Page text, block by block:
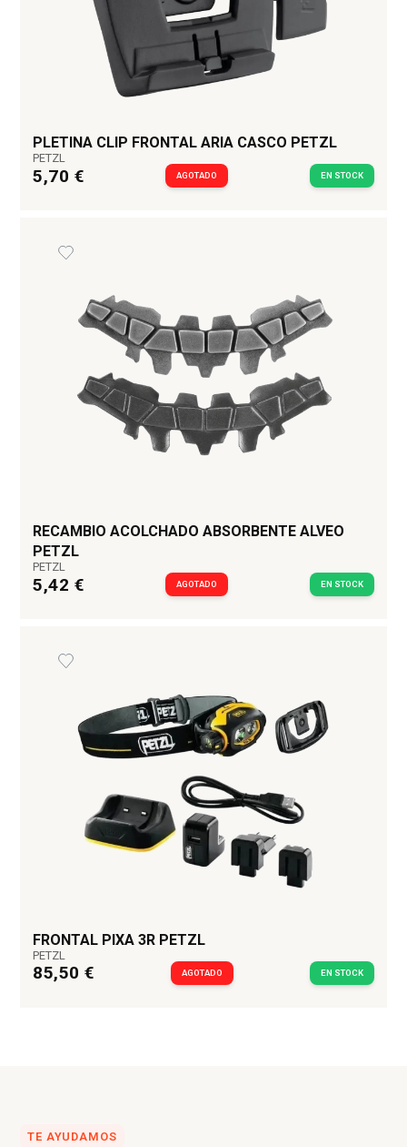
PLETINA CLIP FRONTAL ARIA CASCO PETZL
PETZL
5,70 € AGOTADO EN STOCK
RECAMBIO ACOLCHADO ABSORBENTE ALVEO
PETZL
PETZL
5,42 € AGOTADO EN STOCK
FRONTAL PIXA 3R PETZL
PETZL
85,50 € AGOTADO EN STOCK
TE AYUDAMOS